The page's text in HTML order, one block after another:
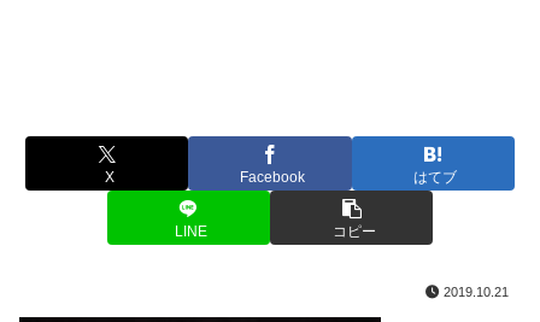
X Facebook はてブ
LINE コピー
2019.10.21